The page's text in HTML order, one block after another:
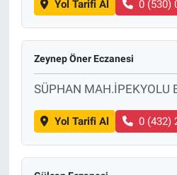
Yol Tarifi Al 0 (530)
Zeynep Öner Eczanesi
SÜPHAN MAH.İPEKYOLU
Yol Tarifi Al 0 (432)